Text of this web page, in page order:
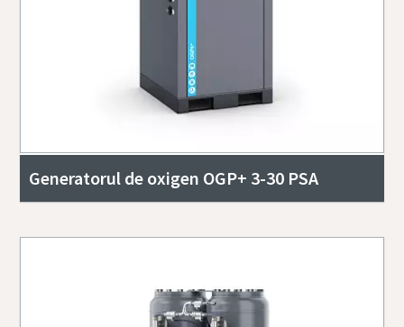
Generatorul de oxigen OGP+ 3-30 PSA